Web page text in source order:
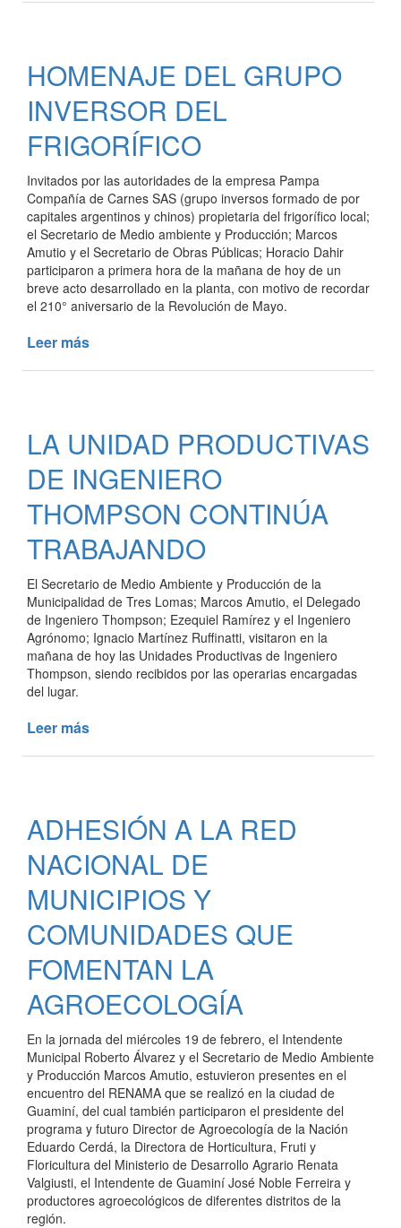
UNA
NUEVA
FÁBRICA
DE
CHACINADOS
HOMENAJE DEL GRUPO
INVERSOR DEL
FRIGORÍFICO
Invitados por las autoridades de la empresa Pampa
Compañía de Carnes SAS (grupo inversos formado de por
capitales argentinos y chinos) propietaria del frigorífico local;
el Secretario de Medio ambiente y Producción; Marcos
Amutio y el Secretario de Obras Públicas; Horacio Dahir
participaron a primera hora de la mañana de hoy de un
breve acto desarrollado en la planta, con motivo de recordar
el 210° aniversario de la Revolución de Mayo.
Leer más
DEL
FRIGORÍFICO
LA UNIDAD PRODUCTIVAS
DE INGENIERO
THOMPSON CONTINÚA
TRABAJANDO
El Secretario de Medio Ambiente y Producción de la
Municipalidad de Tres Lomas; Marcos Amutio, el Delegado
de Ingeniero Thompson; Ezequiel Ramírez y el Ingeniero
Agrónomo; Ignacio Martínez Ruffinatti, visitaron en la
mañana de hoy las Unidades Productivas de Ingeniero
Thompson, siendo recibidos por las operarias encargadas
del lugar.
Leer más
INGENIERO
THOMPSON
CONTINÚA
TRABAJANDO
ADHESIÓN A LA RED
NACIONAL DE
MUNICIPIOS Y
COMUNIDADES QUE
FOMENTAN LA
AGROECOLOGÍA
En la jornada del miércoles 19 de febrero, el Intendente
Municipal Roberto Álvarez y el Secretario de Medio Ambiente
y Producción Marcos Amutio, estuvieron presentes en el
encuentro del RENAMA que se realizó en la ciudad de
Guaminí, del cual también participaron el presidente del
programa y futuro Director de Agroecología de la Nación
Eduardo Cerdá, la Directora de Horticultura, Fruti y
Floricultura del Ministerio de Desarrollo Agrario Renata
Valgiusti, el Intendente de Guaminí José Noble Ferreira y
productores agroecológicos de diferentes distritos de la
región.